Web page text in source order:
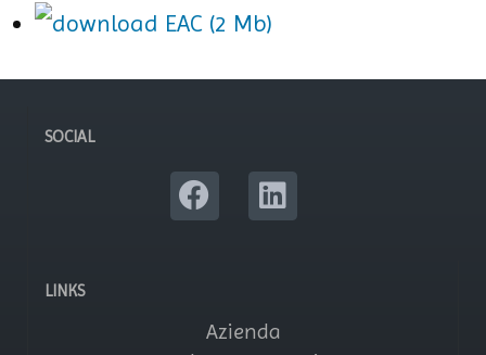
EAC (2 Mb)
SOCIAL
LINKS
Azienda